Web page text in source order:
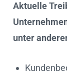
Aktuelle
unter